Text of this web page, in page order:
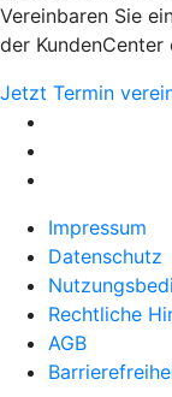
Vereinbaren Sie
der
Jetzt Termin
Impressum
Datenschutz
Rechtliche
AGB